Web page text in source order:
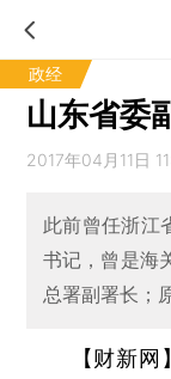
政经
山东省委
2017年04月11日
此前曾任浙江
书记，曾是海
总署副署长；
【财新